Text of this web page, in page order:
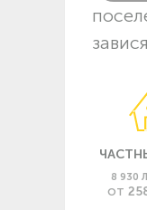
8 930
ОТ